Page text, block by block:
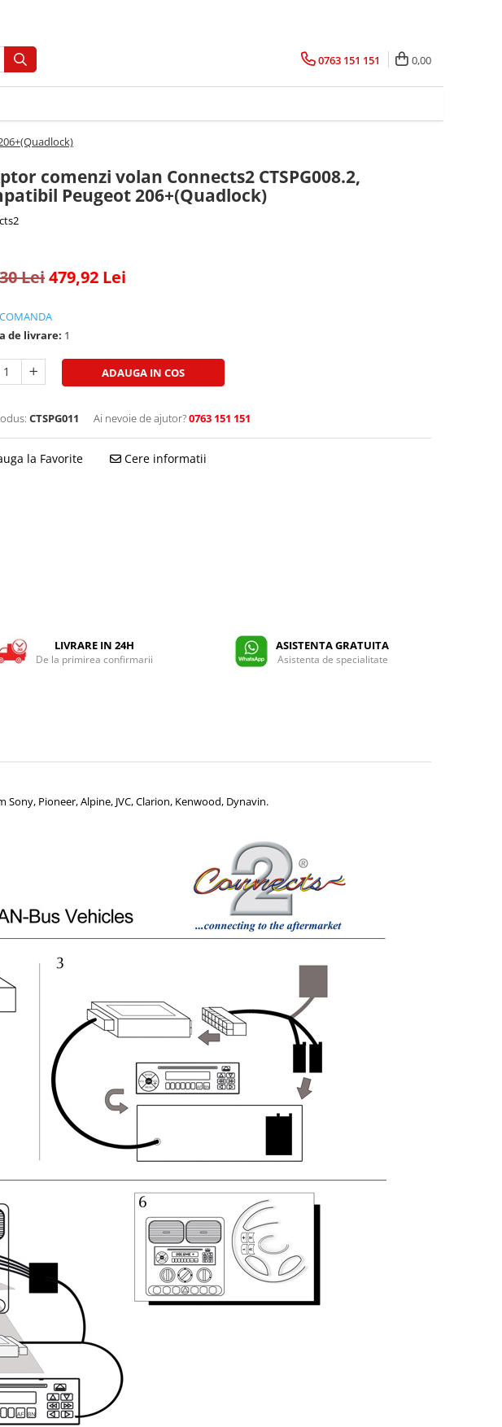
0763 151 151 0,00
comenzi volan Connects2 CTSPG008.2,
Peugeot 206+(Quadlock)
Lei479,92 Lei
de livrare: 1
ADAUGA IN COS
CTSPG011 Ai nevoie de ajutor?0763 151 151
la Favorite Cere informatii
LIVRARE IN 24H
De la primirea confirmarii
ASISTENTA GRATUITA
Asistenta de specialitate
Pioneer, Alpine, JVC, Clarion, Kenwood, Dynavin.